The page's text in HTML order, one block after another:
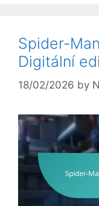
Spider-
Digitální
18/02/2026 by